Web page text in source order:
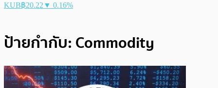
KUB฿20.22 ▼ 0.16%
ป้ายกำกับ: Commodity